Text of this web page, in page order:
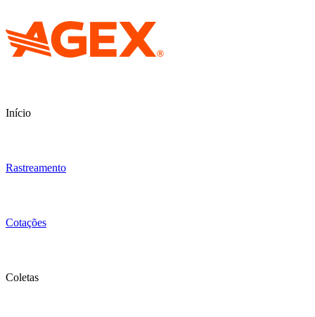
Início
Rastreamento
Cotações
Coletas